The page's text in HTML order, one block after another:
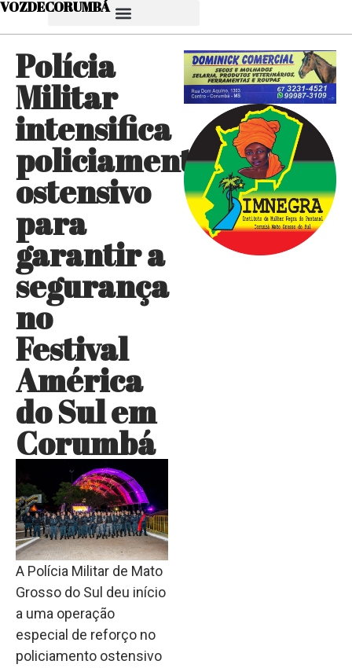
VOZDECORUMBÁ
Polícia
Militar
intensifica
policiamento
ostensivo
para
garantir a
segurança
no
Festival
América
do Sul em
Corumbá
A Polícia Militar de Mato
Grosso do Sul deu início
a uma operação
especial de reforço no
policiamento ostensivo